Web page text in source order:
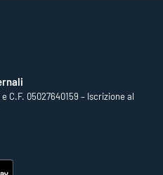
C.F. 05027640159 – Iscrizione al